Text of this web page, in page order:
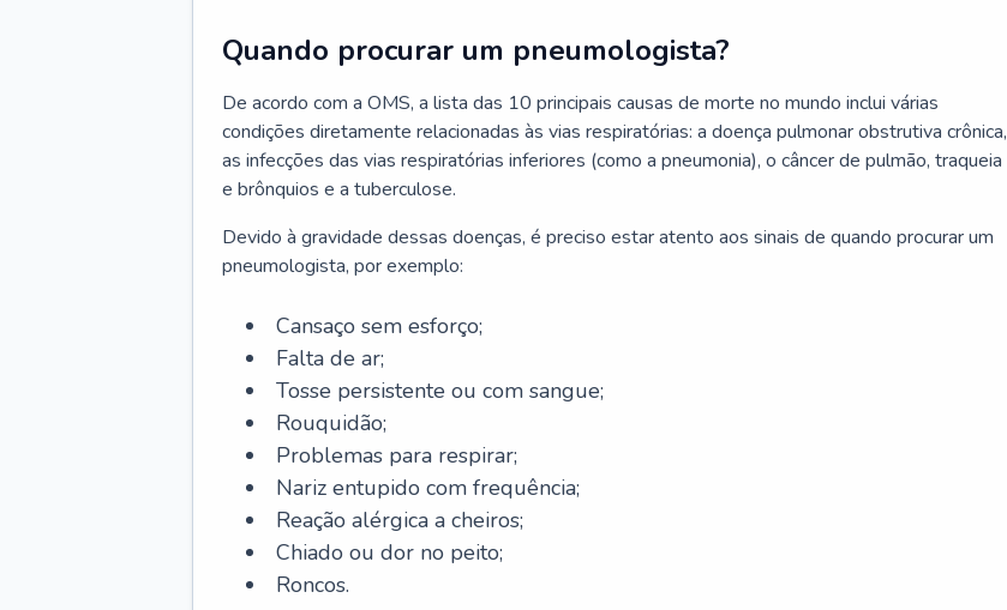
Quando procurar um pneumologista?
De acordo com a OMS, a lista das 10 principais causas de morte no mundo inclui várias
condições diretamente relacionadas às vias respiratórias: a doença pulmonar obstrutiva crônica,
as infecções das vias respiratórias inferiores (como a pneumonia), o câncer de pulmão, traqueia
e brônquios e a tuberculose.
Devido à gravidade dessas doenças, é preciso estar atento aos sinais de quando procurar um
pneumologista, por exemplo:
Cansaço sem esforço;
Falta de ar;
Tosse persistente ou com sangue;
Rouquidão;
Problemas para respirar;
Nariz entupido com frequência;
Reação alérgica a cheiros;
Chiado ou dor no peito;
Roncos.